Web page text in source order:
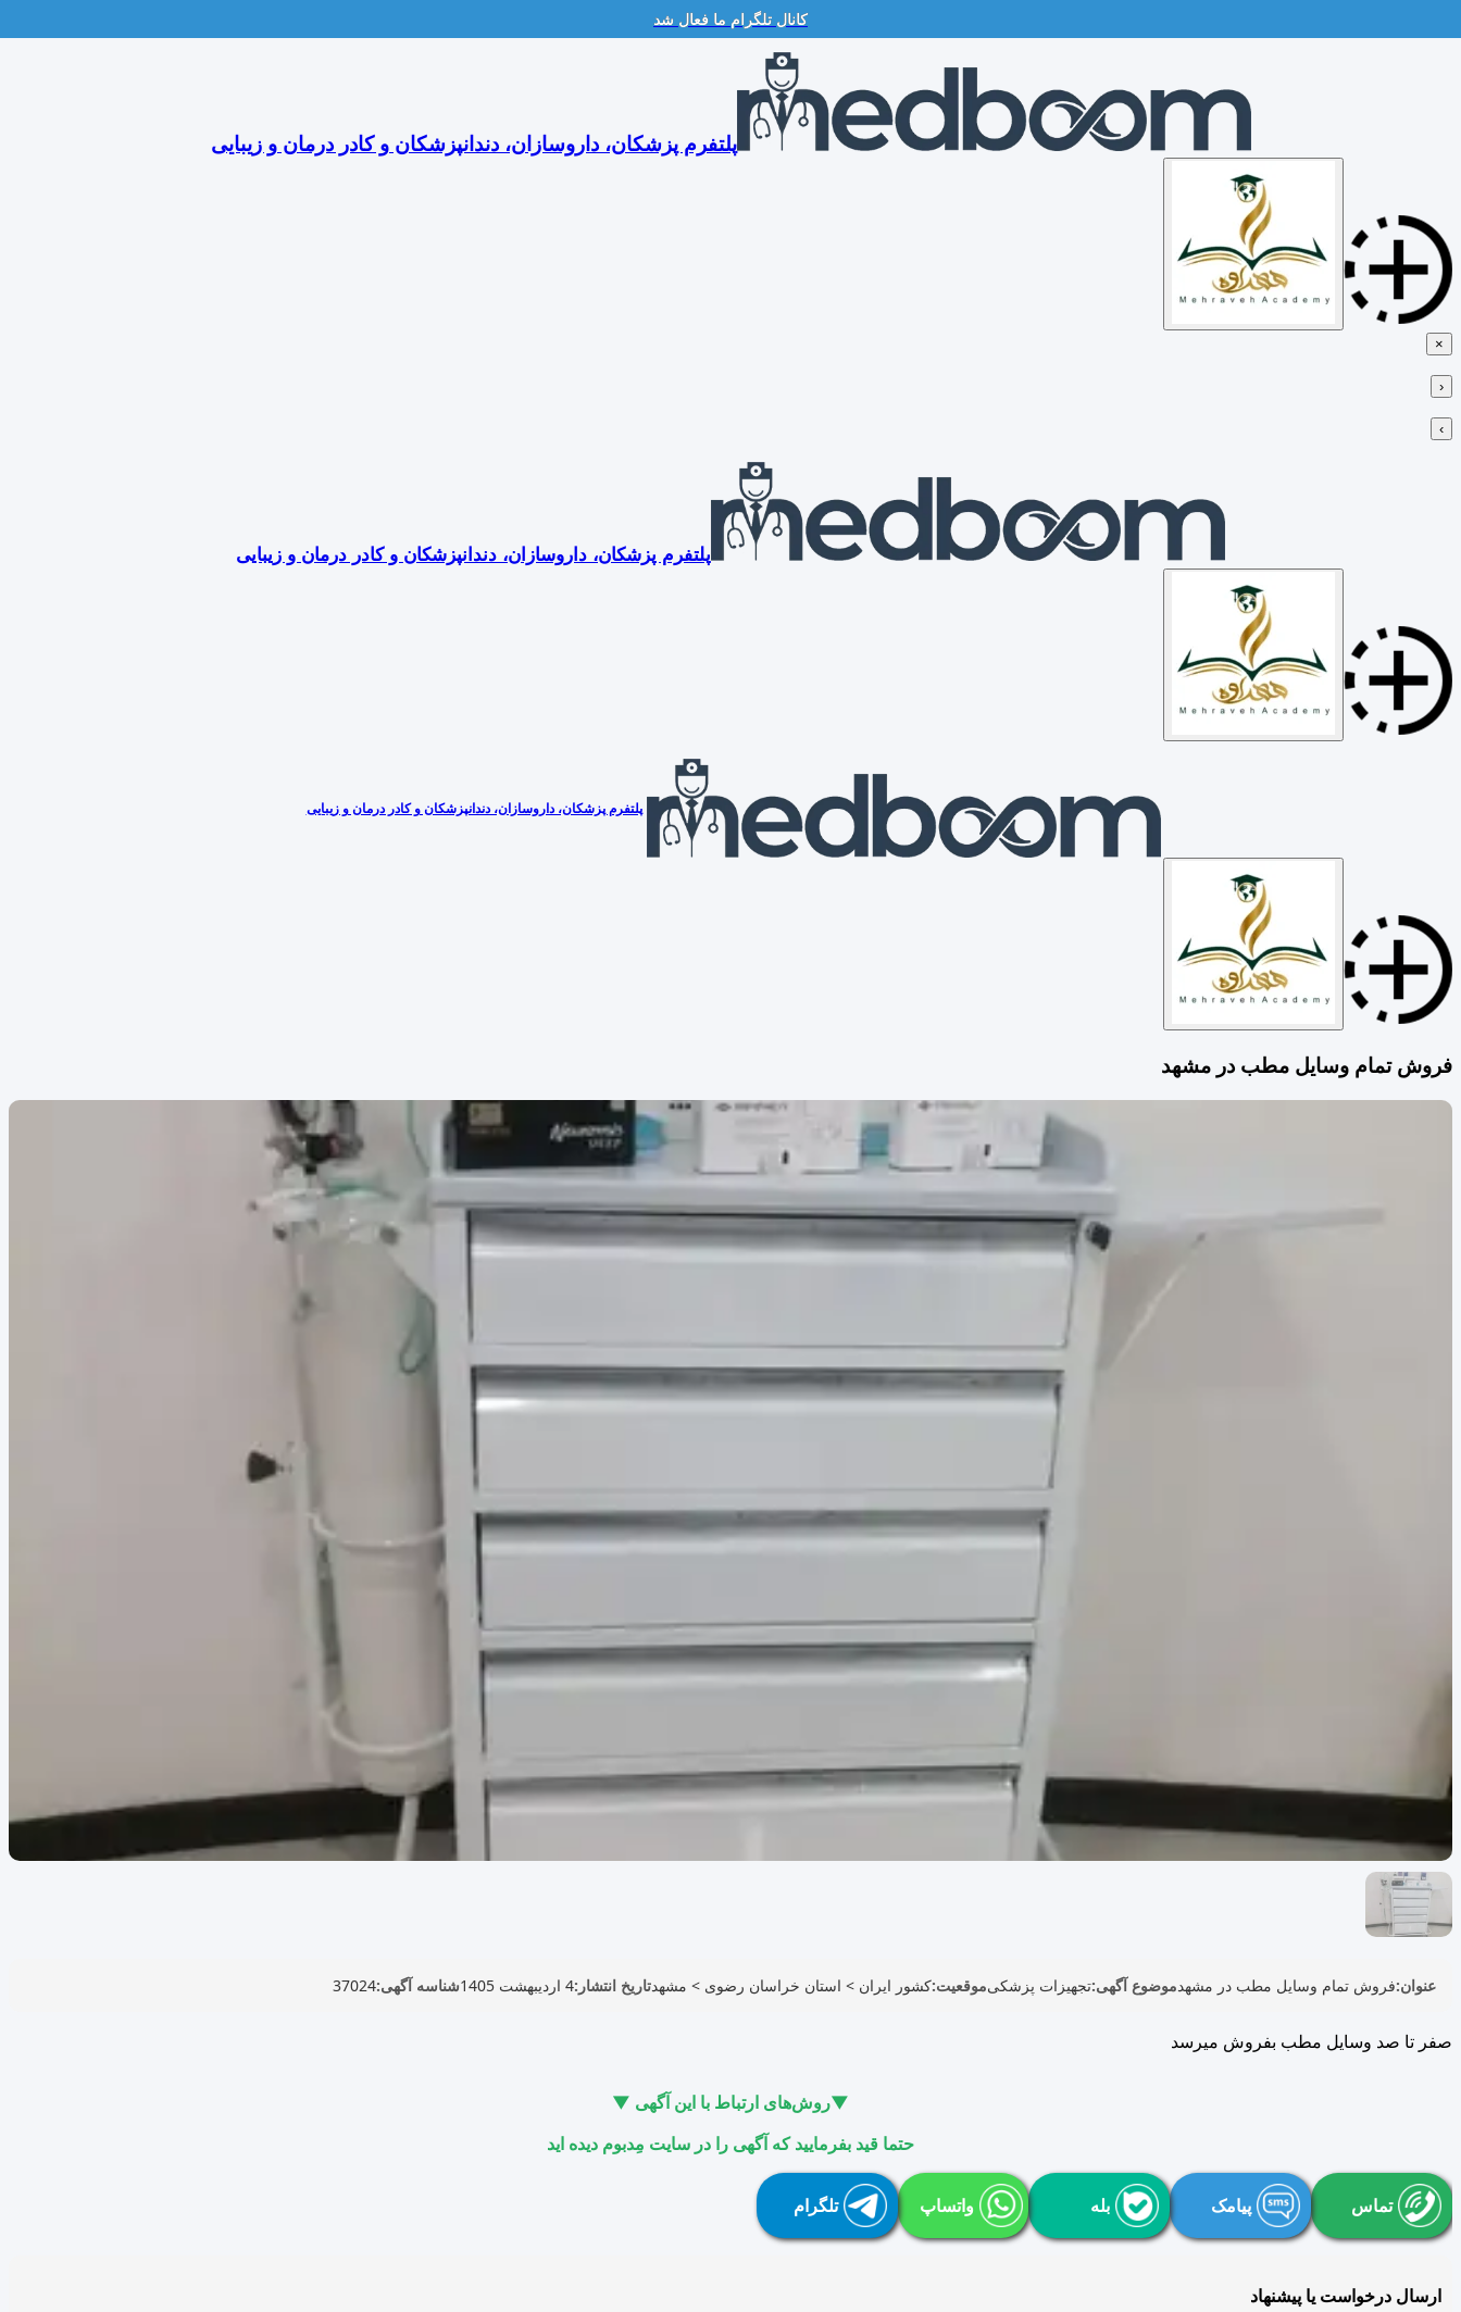
کانال تلگرام ما فعال شد
Skip
پلتفرم پزشکان، داروسازان، دندانپزشکان و کادر درمان و زیبایی
×
‹
›
پلتفرم پزشکان، داروسازان، دندانپزشکان و کادر درمان و زیبایی
پلتفرم پزشکان، داروسازان، دندانپزشکان و کادر درمان و زیبایی
فروش تمام وسایل مطب در مشهد
عنوان:فروش تمام وسایل مطب در مشهدموضوع آگهی:تجهیزات پزشکیموقعیت:کشور ایران > استان خراسان رضوی > مشهدتاریخ انتشار:4 اردیبهشت 1405 شناسه آگهی:37024
صفر تا صد وسایل مطب بفروش میرسد
▼روش‌های ارتباط با این آگهی ▼
حتما قید بفرمایید که آگهی را در سایت مِدبوم دیده اید
تماس پیامک بله واتساپ تلگرام
ارسال درخواست یا پیشنهاد